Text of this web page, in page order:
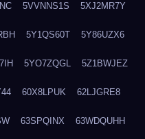
5VVNNS1S 5XJ2MR7Y
5Y1QS60T 5Y86UZX6
5YO7ZQGL 5Z1BWJEZ
60X8LPUK 62LJGRE8
63SPQINX 63WDQUHH